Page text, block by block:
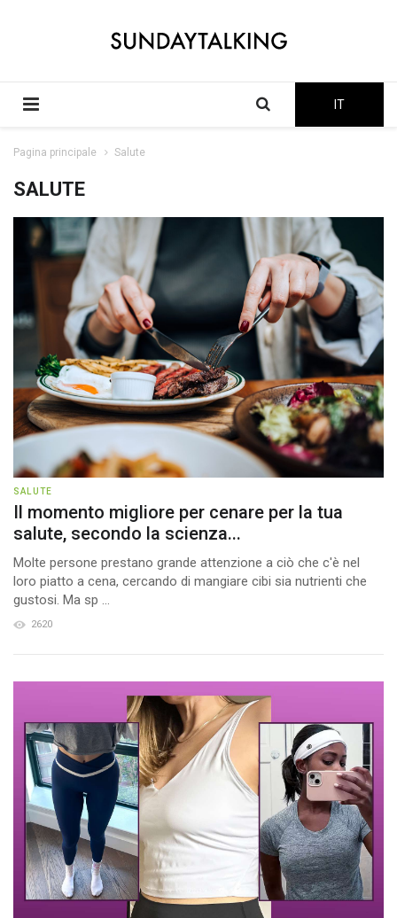
IT
Pagina principale Salute
SALUTE
SALUTE
Il momento migliore per cenare per la tua
salute, secondo la scienza...
Molte persone prestano grande attenzione a ciò che c'è nel
loro piatto a cena, cercando di mangiare cibi sia nutrienti che
gustosi. Ma sp ...
2620